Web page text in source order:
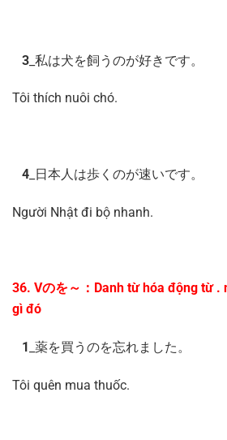
3 _私は犬を飼うのが好きです。
Tôi thích nuôi chó.
4 _日本人は歩くのが速いです。
Người Nhật đi bộ nhanh.
36. Vのを～：Danh từ hóa động từ .
gì đó
1 _薬を買うのを忘れました。
Tôi quên mua thuốc.